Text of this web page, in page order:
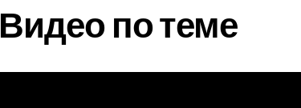
Видео по теме